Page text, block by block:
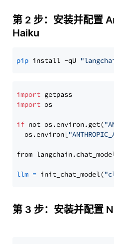
第 2 步：安装并配置
Haiku
pip install -qU
import
import os
if not os.environ.get(
  os.environ[
from
llm = init_chat_model(
第 3 步：安装并配置